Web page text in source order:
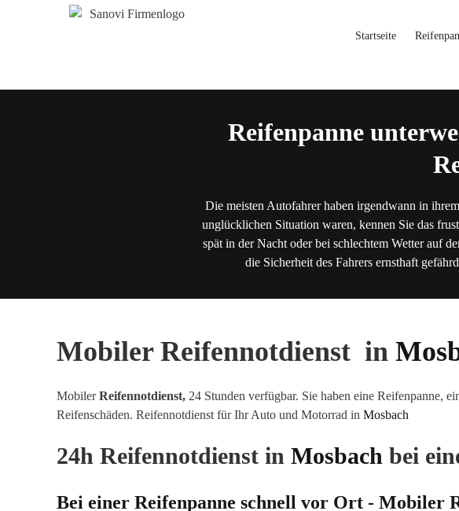
Startseite
Reifenpanne
Die meisten Autofahrer haben irgendwann in
unglücklichen Situation waren, kennen Sie das
spät in der Nacht oder bei schlechtem Wetter auf
die Sicherheit des Fahrers ernsthaft
Mobiler Reifennotdienst in
MobilerReifennotdienst, 24 Stunden verfügbar. Sie haben eine Reifenpanne,
Reifenschäden. Reifennotdienst für Ihr Auto und Motorrad in Mosbach
24h Reifennotdienst in Mosbach bei
Bei einer Reifenpanne schnell vor Ort - Mobiler